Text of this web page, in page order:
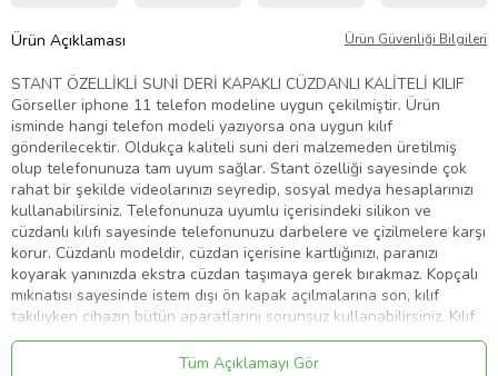
Ürün Açıklaması Ürün Güvenliği Bilgileri
STANT ÖZELLİKLİ SUNİ DERİ KAPAKLI CÜZDANLI KALİTELİ KILIF
Görseller iphone 11 telefon modeline uygun çekilmiştir. Ürün
isminde hangi telefon modeli yazıyorsa ona uygun kılıf
gönderilecektir. Oldukça kaliteli suni deri malzemeden üretilmiş
olup telefonunuza tam uyum sağlar. Stant özelliği sayesinde çok
rahat bir şekilde videolarınızı seyredip, sosyal medya hesaplarınızı
kullanabilirsiniz. Telefonunuza uyumlu içerisindeki silikon ve
cüzdanlı kılıfı sayesinde telefonunuzu darbelere ve çizilmelere karşı
korur. Cüzdanlı modeldir, cüzdan içerisine kartlığınızı, paranızı
koyarak yanınızda ekstra cüzdan taşımaya gerek bırakmaz. Kopçalı
mıknatısı sayesinde istem dışı ön kapak açılmalarına son, kılıf
takılıyken cihazın bütün aparatlarını sorunsuz kullanabilirsiniz. Kılıf
kenarları dikişlidir, kasası silikon malzemeden yapılmıştır. İçeriğinde
Sağlığa zararlı materyal bulunmamaktadır.
Tüm Açıklamayı Gör